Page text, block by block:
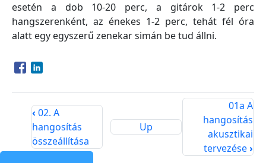
esetén a dob 10-20 perc, a gitárok 1-2 perc
hangszerenként, az énekes 1-2 perc, tehát fél óra
alatt egy egyszerű zenekar simán be tud állni.
Opens in a new window
Opens in a new window
‹ 02. A
hangosítás
összeállítása
Up
01a A
hangosítás
akusztikai
tervezése›